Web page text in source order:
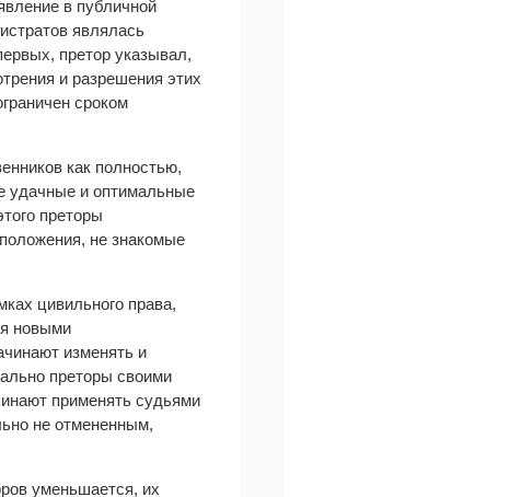
в публичной
являлась
претор указывал,
и разрешения этих
сроком
как полностью,
удачные и оптимальные
преторы
не знакомые
цивильного права,
новыми
изменять и
преторы своими
применять судьями
не отмененным,
уменьшается, их